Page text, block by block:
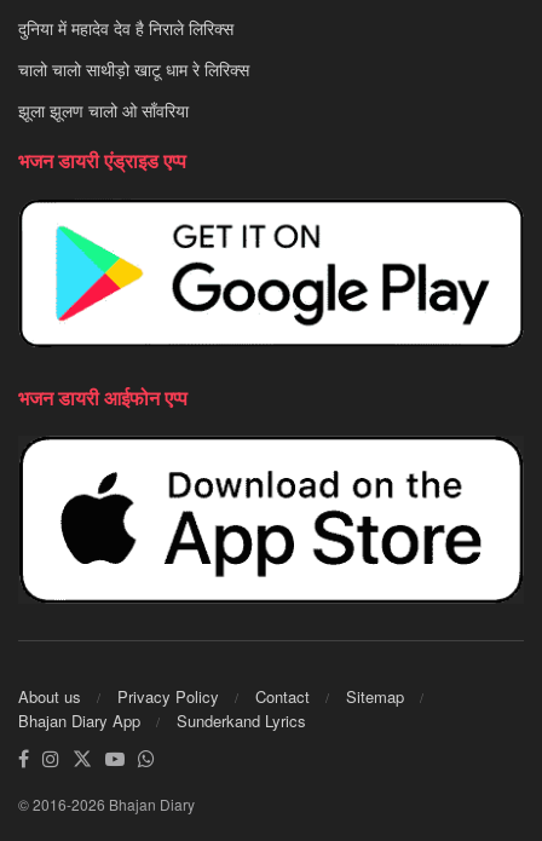
दुनिया में महादेव देव है निराले लिरिक्स
चालो चालो साथीड़ो खाटू धाम रे लिरिक्स
झूला झूलण चालो ओ साँवरिया
भजन डायरी एंड्राइड एप्प
भजन डायरी आईफोन एप्प
About us Privacy Policy Contact
Sitemap
Bhajan Diary App
Sunderkand Lyrics
© 2016-2026 Bhajan Diary